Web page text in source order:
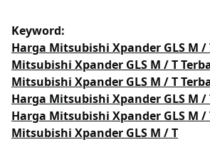
Keyword:
Harga Mitsubishi Xpander GLS M /
Mitsubishi Xpander GLS M / T
Mitsubishi Xpander GLS M / T
Harga Mitsubishi Xpander GLS M /
Harga Mitsubishi Xpander GLS M /
Mitsubishi Xpander GLS M / T